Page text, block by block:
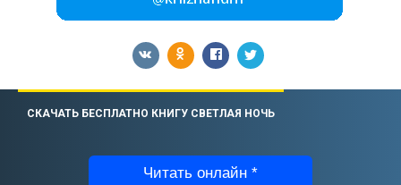
СКАЧАТЬ БЕСПЛАТНО КНИГУ СВЕТЛАЯ НОЧЬ
Читать онлайн *